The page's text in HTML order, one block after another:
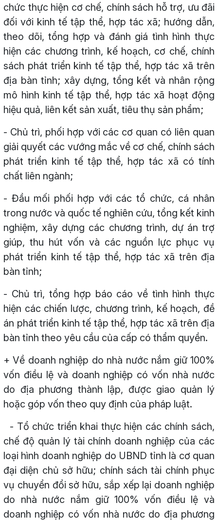
chức thực hiện cơ chế, chính sách hỗ trợ, ưu đãi
đối với kinh tế tập thể, hợp tác xã; hướng dẫn,
theo dõi, tổng hợp và đánh giá tình hình thực
hiện các chương trình, kế hoạch, cơ chế, chính
sách phát triển kinh tế tập thể, hợp tác xã trên
địa bàn tỉnh; xây dựng, tổng kết và nhân rộng
mô hình kinh tế tập thể, hợp tác xã hoạt động
hiệu quả, liên kết sản xuất, tiêu thụ sản phẩm;
- Chủ trì, phối hợp với các cơ quan có liên quan
giải quyết các vướng mắc về cơ chế, chính sách
phát triển kinh tế tập thể, hợp tác xã có tính
chất liên ngành;
- Đầu mối phối hợp với các tổ chức, cá nhân
trong nước và quốc tế nghiên cứu, tổng kết kinh
nghiệm, xây dựng các chương trình, dự án trợ
giúp, thu hút vốn và các nguồn lực phục vụ
phát triển kinh tế tập thể, hợp tác xã trên địa
bàn tỉnh;
- Chủ trì, tổng hợp báo cáo về tình hình thực
hiện các chiến lược, chương trình, kế hoạch, đề
án phát triển kinh tế tập thể, hợp tác xã trên địa
bàn tỉnh theo yêu cầu của cấp có thẩm quyền.
+ Về doanh nghiệp do nhà nước nắm giữ 100%
vốn điều lệ và doanh nghiệp có vốn nhà nước
do địa phương thành lập, được giao quản lý
hoặc góp vốn theo quy định của pháp luật.
- Tổ chức triển khai thực hiện các chính sách,
chế độ quản lý tài chính doanh nghiệp của các
loại hình doanh nghiệp do UBND tỉnh là cơ quan
đại diện chủ sở hữu; chính sách tài chính phục
vụ chuyển đổi sở hữu, sắp xếp lại doanh nghiệp
do nhà nước nắm giữ 100% vốn điều lệ và
doanh nghiệp có vốn nhà nước do địa phương